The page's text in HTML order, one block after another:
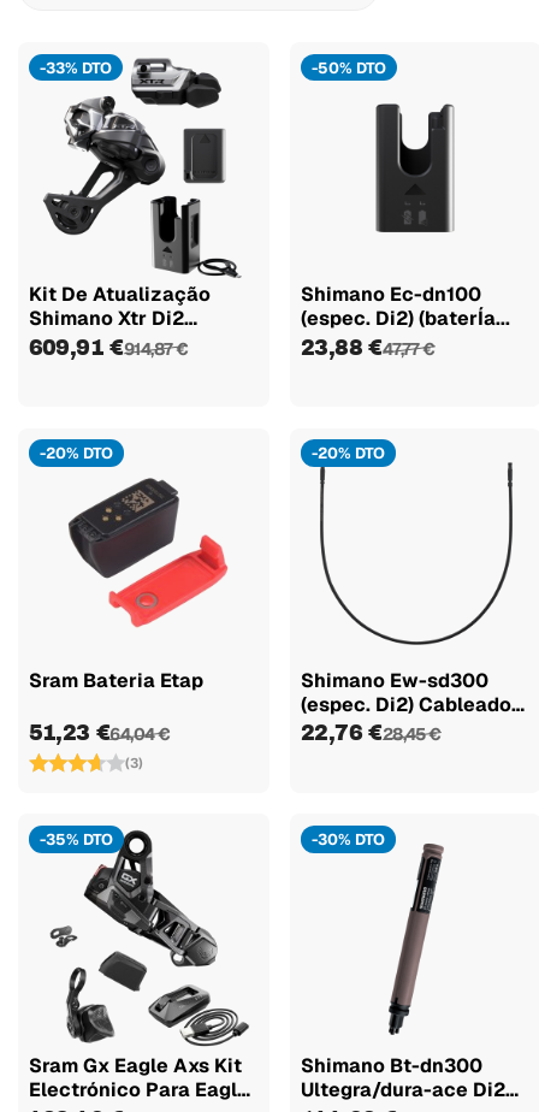
-33% DTO
Kit De Atualização
Shimano Xtr Di2
M9250-sgs
609,91 €914,87 €
-50% DTO
Shimano Ec-dn100
(espec. Di2) (baterÍa...
23,88 €47,77 €
-20% DTO
Sram Bateria Etap
51,23 €64,04 €
(3)
-20% DTO
Shimano Ew-sd300
(espec. Di2) Cableado
Externo...
22,76 €28,45 €
-35% DTO
Sram Gx Eagle Axs Kit
Electrónico Para Eagle
-30% DTO
Shimano Bt-dn300
Ultegra/dura-ace Di2